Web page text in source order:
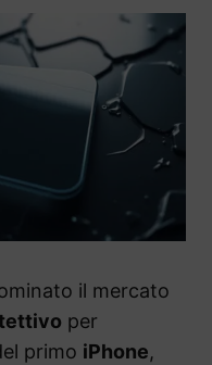
il mercato
per
primo iPhone,